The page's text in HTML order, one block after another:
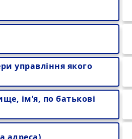
управління якого
ім’я, по батькові